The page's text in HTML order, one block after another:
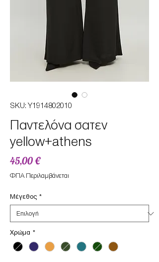
SKU: Υ1914802010
Παντελόνα σατεν
yellow+athens
45,00 €Τιμή
ΦΠΑ Περιλαμβάνεται
Μέγεθος *
Χρώμα *